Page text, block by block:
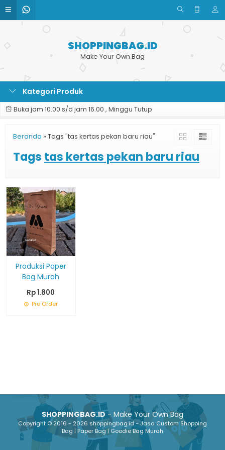
SHOPPINGBAG.ID
Make Your Own Bag
Kategori Produk
Buka jam 10.00 s/d jam 16.00 , Minggu Tutup
Beranda » Tags "tas kertas pekan baru riau"
Tags tas kertas pekan baru riau
Produksi Paper
Bag Murah
Rp 1.800
Pre Order
SHOPPINGBAG.ID- Make Your Own Bag
Copyright © 2016 - 2026 shoppingbag.id - Jasa Custom Shopping
Bag | Paper Bag | Goodie Bag Murah